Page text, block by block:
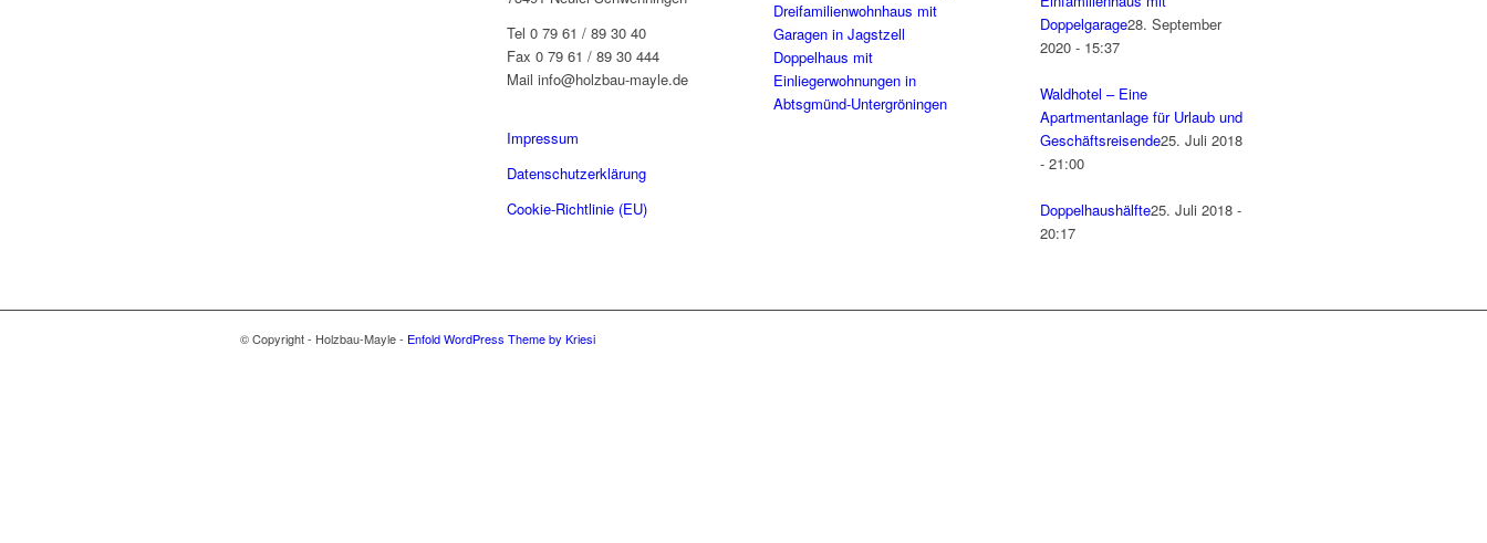
Tel 0 79 61 / 89 30 40
Fax 0 79 61 / 89 30 444
Mail info@holzbau-mayle.de
Impressum
Datenschutzerklärung
Cookie-Richtlinie (EU)
Dreifamilienwohnhaus mit
Garagen in Jagstzell
Doppelhaus mit
Einliegerwohnungen in
Abtsgmünd-Untergröningen
Doppelgarage28. September
2020 - 15:37
Waldhotel – Eine
Apartmentanlage für Urlaub und
Geschäftsreisende25. Juli 2018
- 21:00
Doppelhaushälfte25. Juli 2018 -
20:17
© Copyright - Holzbau-Mayle - Enfold WordPress Theme by Kriesi